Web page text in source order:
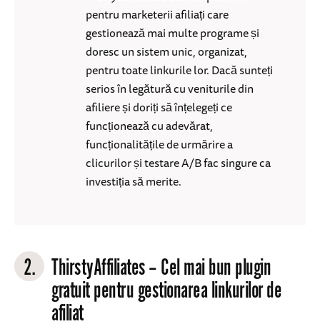
pentru marketerii afiliați care
gestionează mai multe programe și
doresc un sistem unic, organizat,
pentru toate linkurile lor. Dacă sunteți
serios în legătură cu veniturile din
afiliere și doriți să înțelegeți ce
funcționează cu adevărat,
funcționalitățile de urmărire a
clicurilor și testare A/B fac singure ca
investiția să merite.
2. ThirstyAffiliates– Cel mai bun plugin
gratuit pentru gestionarea linkurilor de
afiliat